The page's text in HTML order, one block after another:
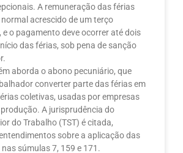
A remuneração das férias
acrescido de um terço
o pagamento deve ocorrer até dois
das férias, sob pena de sanção
aborda o abono pecuniário, que
converter parte das férias em
coletivas, usadas por empresas
A jurisprudência do
do Trabalho (TST) é citada,
sobre a aplicação das
súmulas 7, 159 e 171.